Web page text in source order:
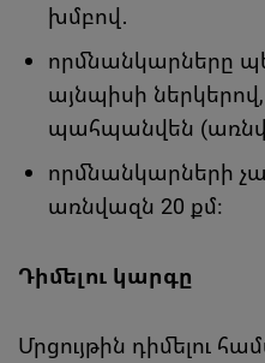
խմբով․
որմնանկարները
այնպիսի
պահպանվեն
որմնանկարների
առնվազն 20 քմ։
Դիմելու կարգը
Մրցույթին դիմելու